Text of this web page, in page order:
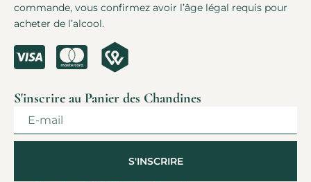
commande, vous confirmez avoir l’âge légal requis pour
acheter de l’alcool.
S'inscrire au Panier des Chandines
S'INSCRIRE